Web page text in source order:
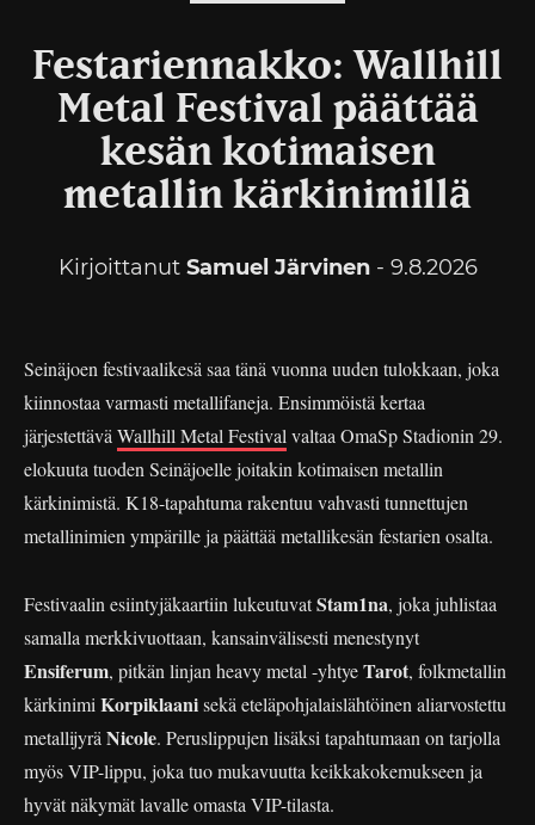
Festariennakko: Wallhill
Metal Festival päättää
kesän kotimaisen
metallin kärkinimillä
Kirjoittanut Samuel Järvinen- 9.8.2026
Seinäjoen festivaalikesä saa tänä vuonna uuden tulokkaan, joka
kiinnostaa varmasti metallifaneja. Ensimmöistä kertaa
järjestettävä Wallhill Metal Festival valtaa OmaSp Stadionin 29.
elokuuta tuoden Seinäjoelle joitakin kotimaisen metallin
kärkinimistä. K18-tapahtuma rakentuu vahvasti tunnettujen
metallinimien ympärille ja päättää metallikesän festarien osalta.
Festivaalin esiintyjäkaartiin lukeutuvatStam1na, joka juhlistaa
samalla merkkivuottaan, kansainvälisesti menestynyt
Ensiferum, pitkän linjan heavy metal -yhtyeTarot, folkmetallin
kärkinimi Korpiklaanisekä eteläpohjalaislähtöinen aliarvostettu
metallijyrä Nicole. Peruslippujen lisäksi tapahtumaan on tarjolla
myös VIP-lippu, joka tuo mukavuutta keikkakokemukseen ja
hyvät näkymät lavalle omasta VIP-tilasta.